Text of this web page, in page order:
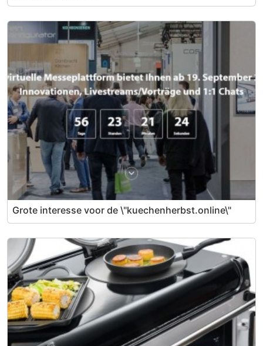
Grote interesse voor de \"kuechenherbst.online\"